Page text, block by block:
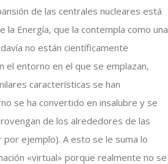
de las centrales nucleares está
la Energía, que la contempla como una
no están científicamente
el entorno en el que se emplazan,
características se han
se ha convertido en insalubre y se
de los alrededores de las
ejemplo). A esto se le suma lo
«virtual» porque realmente no se